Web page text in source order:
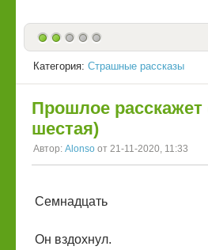
Категория: Страшные рассказы
Прошлое расскажет
шестая)
Автор: Alonso от 21-11-2020, 11:33
Семнадцать
Он вздохнул.